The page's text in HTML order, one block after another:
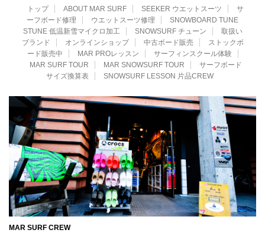
トップ ABOUT MAR SURF SEEKER ウエットスーツ
サ
ーフボード修理
ウエットスーツ修理
SNOWBOARD TUNE
STUNE 低温新雪マイクロ加工
SNOWSURF チューン
取扱い
ブランド
オンラインショップ 中古ボード販売
ストックボ
ード販売中
MAR PROレッスン
サーフィンスクール体験
MAR SURF TOUR
MAR SNOWSURF TOUR
サーフボード
サイズ換算表
SNOWSURF LESSON 片品CREW
MAR SURF CREW